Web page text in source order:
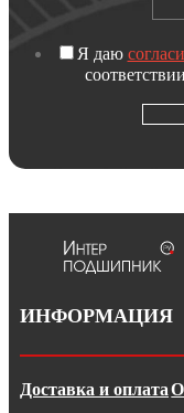
Я даю
ИНФОРМАЦИЯ
Доставка и оплата